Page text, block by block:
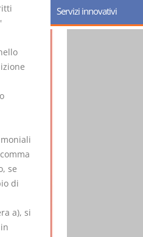
se
di
a), si
Servizi innovativi